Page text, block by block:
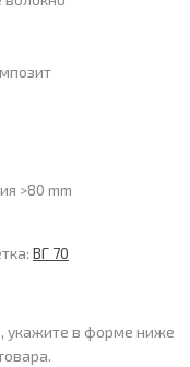
>80 mm
ВГ 70
укажите в форме ниже